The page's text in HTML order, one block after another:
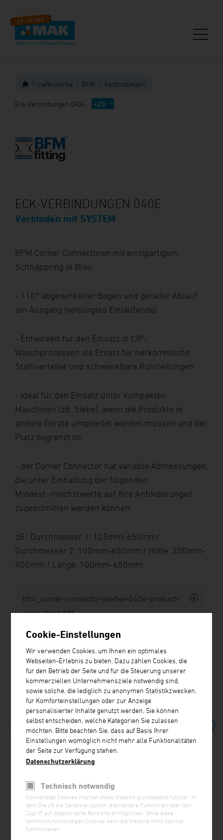
Lieferwerke BFM Verbindungen
Eck-Verbindungen 040E +23
ECK-VERBINDUNGEN 040E
Verbinden mit SYSTEM
BFM Corner Connectoren mit einzigartigem
Schnappring in Blau
- 110° abgewinkelter Bogen und gerader Ablauf
am Ausgang (verjüngtes Einlaufende)
- Entwickelt für den Einsatz in CIP-
Waschprozessen als Ersatz für herkömmliche
Stahlverteiler und schwenkbare Rohrleitungen
- Ideal für den Einsatz unter kompakten
Maschinen (zB. Siebe), wenn die Produkte in
andere Geräte umgeleitet werden müssen und der
Platz begrenzt ist.
- der Corner Connector hat variable Abmessungen,
die unter Einhaltung der folgenden
Mindest-/Höchstwerte auf Ihre Anforderungen
zugeschnitten werden können:
zB.: Durchmesser 1: 125mm-650mm/
Durchmesser 2: 100mm-600mm / Höhe: 200mm-
900mm / Länge: 100mm-650mm
bfm_corner-connector-seeflex-040e-product-
spec-sheet.pdf
Cookie-Einstellungen
Wir verwenden Cookies, um Ihnen ein optimales
Webseiten-Erlebnis zu bieten. Dazu zählen Cookies, die
für den Betrieb der Seite und für die Steuerung unserer
kommerziellen Unternehmensziele notwendig sind,
sowie solche, die lediglich zu anonymen Statistikzwecken,
für Komforteinstellungen oder zur Anzeige
personalisierter Inhalte genutzt werden. Sie können
selbst entscheiden, welche Kategorien Sie zulassen
möchten. Bitte beachten Sie, dass auf Basis Ihrer
Einstellungen womöglich nicht mehr alle Funktionalitäten
der Seite zur Verfügung stehen.
Datenschutzerklärung
Technisch notwendig
Notwendige Cookies machen diese Website grundlegend nutzbar, in
dem Sie zB die Seitennavigation, elementare Funktionen oder den
Zugriff auf abgesicherte Bereiche ermöglichen. Ohne diese
technisch notwendigen Cookies kann die Website nicht optimal
funktionieren.